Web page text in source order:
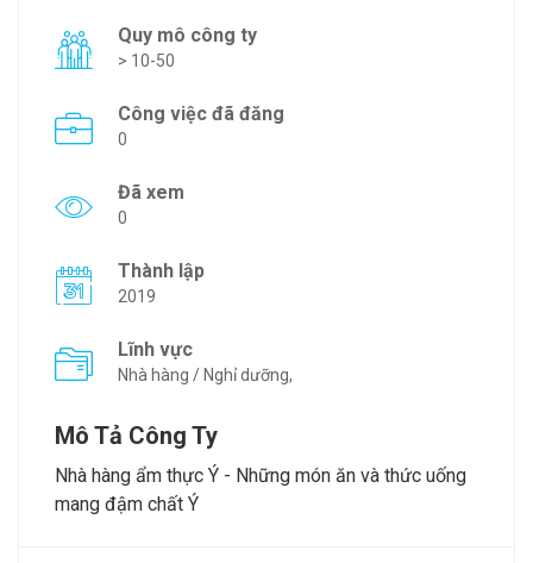
Quy mô công ty
> 10-50
Công việc đã đăng
0
Đã xem
0
Thành lập
2019
Lĩnh vực
Nhà hàng / Nghỉ dưỡng,
Mô Tả Công Ty
Nhà hàng ẩm thực Ý - Những món ăn và thức uống
mang đậm chất Ý